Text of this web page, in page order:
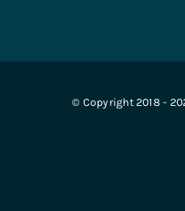
© Copyright 2018 -